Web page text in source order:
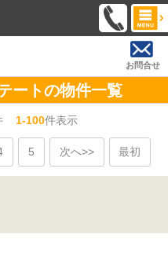
お問合せ
ートの物件一覧
1-100件表示
5 次へ>> 最初